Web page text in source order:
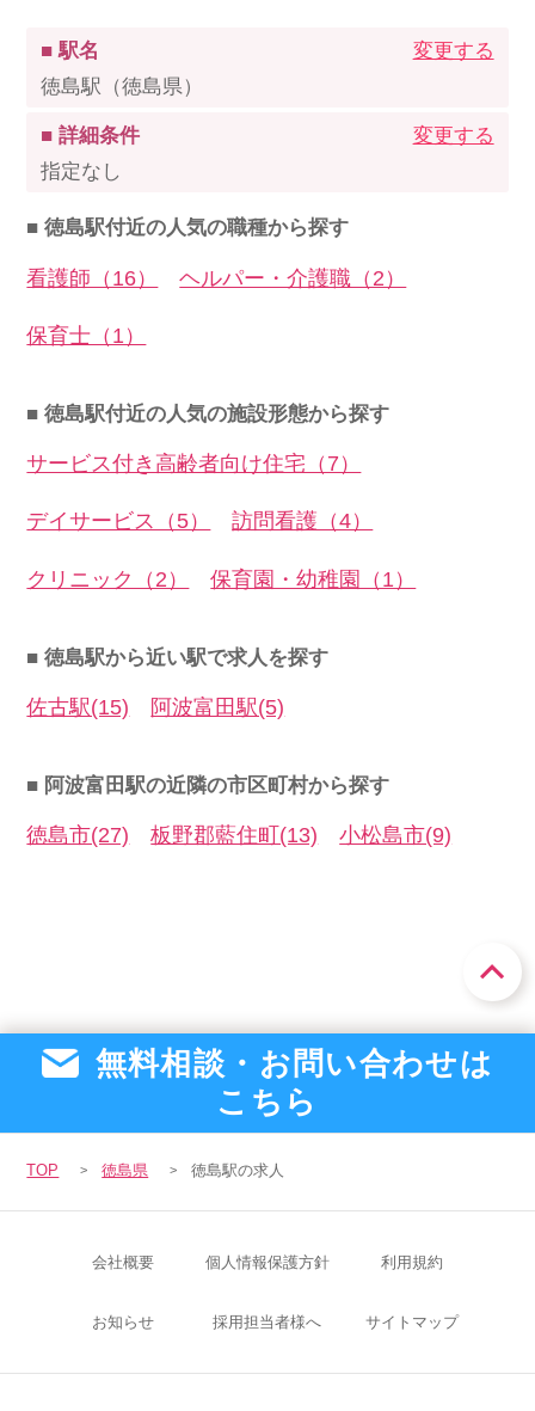
■ 駅名
徳島駅（徳島県）
変更する
■ 詳細条件
指定なし
変更する
■ 徳島駅付近の人気の職種から探す
看護師（16） ヘルパー・介護職（2）
保育士（1）
■ 徳島駅付近の人気の施設形態から探す
サービス付き高齢者向け住宅（7）
デイサービス（5） 訪問看護（4）
クリニック（2） 保育園・幼稚園（1）
■ 徳島駅から近い駅で求人を探す
佐古駅(15) 阿波富田駅(5)
■ 阿波富田駅の近隣の市区町村から探す
徳島市(27) 板野郡藍住町(13) 小松島市(9)
無料相談・お問い合わせは
こちら
TOP 徳島県 徳島駅の求人
会社概要 個人情報保護方針 利用規約
お知らせ 採用担当者様へ サイトマップ